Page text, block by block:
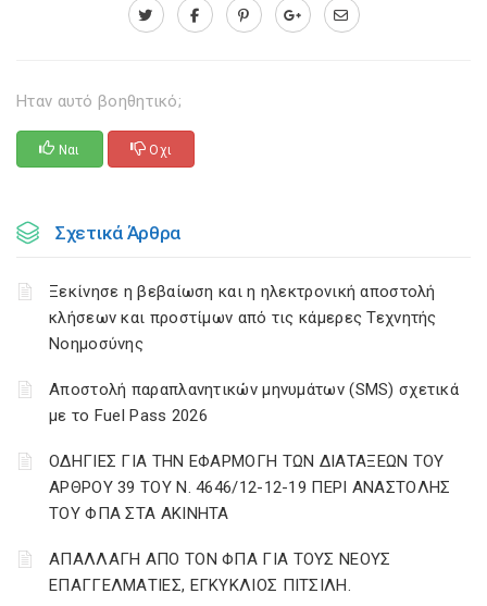
Ηταν αυτό βοηθητικό;
Ναι Οχι
Σχετικά Άρθρα
Ξεκίνησε η βεβαίωση και η ηλεκτρονική αποστολή
κλήσεων και προστίμων από τις κάμερες Τεχνητής
Νοημοσύνης
Αποστολή παραπλανητικών μηνυμάτων (SMS) σχετικά
με το Fuel Pass 2026
ΟΔΗΓΙΕΣ ΓΙΑ ΤΗΝ ΕΦΑΡΜΟΓΗ ΤΩΝ ΔΙΑΤΑΞΕΩΝ ΤΟΥ
ΑΡΘΡΟΥ 39 ΤΟΥ Ν. 4646/12-12-19 ΠΕΡΙ ΑΝΑΣΤΟΛΗΣ
ΤΟΥ ΦΠΑ ΣΤΑ ΑΚΙΝΗΤΑ
ΑΠΑΛΛΑΓΗ ΑΠΟ ΤΟΝ ΦΠΑ ΓΙΑ ΤΟΥΣ ΝΕΟΥΣ
ΕΠΑΓΓΕΛΜΑΤΙΕΣ, ΕΓΚΥΚΛΙΟΣ ΠΙΤΣΙΛΗ.